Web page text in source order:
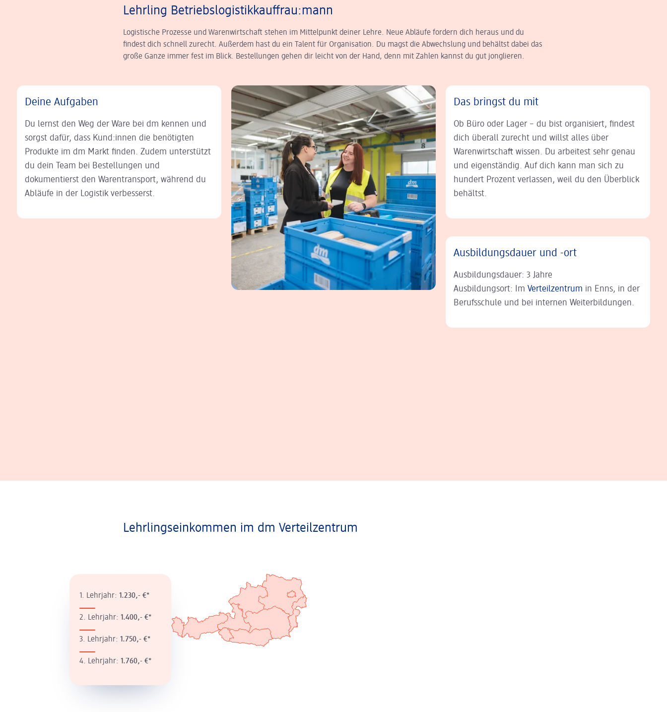
Lehrling Betriebslogistik­kauffrau:mann
Logistische Prozesse und Warenwirtschaft stehen im Mittelpunkt deiner Lehre. Neue Abläufe fordern dich heraus und du
findest dich schnell zurecht. Außerdem hast du ein Talent für Organisation. Du magst die Abwechslung und behältst dabei das
große Ganze immer fest im Blick. Bestellungen gehen dir leicht von der Hand, denn mit Zahlen kannst du gut jonglieren.
Deine Aufgaben
Du lernst den Weg der Ware bei dm kennen und
sorgst dafür, dass Kund:innen die benötigten
Produkte im dm Markt finden. Zudem unterstützt
du dein Team bei Bestellungen und
dokumentierst den Warentransport, während du
Abläufe in der Logistik verbesserst.
Das bringst du mit
Ob Büro oder Lager – du bist organisiert, findest
dich überall zurecht und willst alles über
Warenwirtschaft wissen. Du arbeitest sehr genau
und eigenständig. Auf dich kann man sich zu
hundert Prozent verlassen, weil du den Überblick
behältst.
Ausbildungsdauer und -ort
Ausbildungsdauer: 3 Jahre
Ausbildungsort: Im Verteilzentrum in Enns, in der
Berufsschule und bei internen Weiterbildungen.
Lehrlingseinkommen im dm Verteilzentrum
1. Lehrjahr: 1.230,- €*
2. Lehrjahr: 1.400,- €*
3. Lehrjahr: 1.750,- €*
4. Lehrjahr: 1.760,- €*